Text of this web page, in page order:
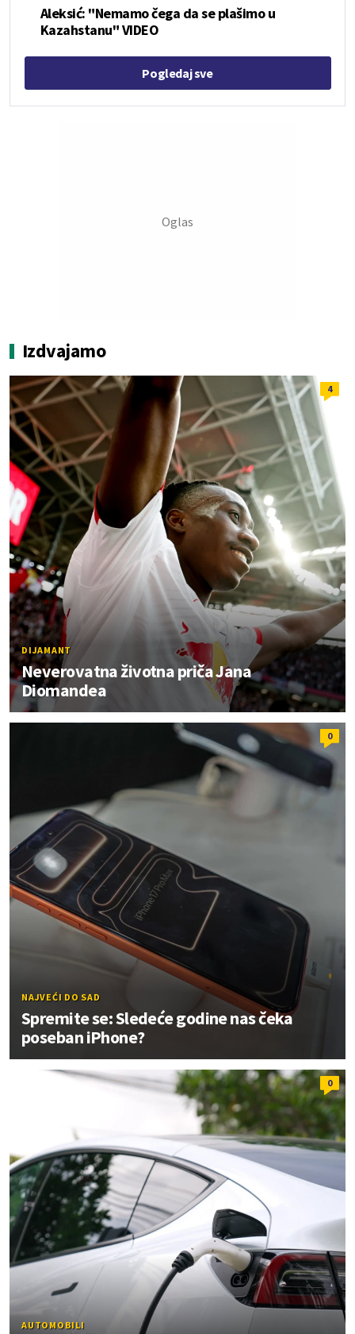
Aleksić: "Nemamo čega da se plašimo u
Kazahstanu" VIDEO
Pogledaj sve
Izdvajamo
4
DIJAMANT
Neverovatna životna priča Jana
Diomandea
0
NAJVEĆI DO SAD
Spremite se: Sledeće godine nas čeka
poseban iPhone?
0
AUTOMOBILI